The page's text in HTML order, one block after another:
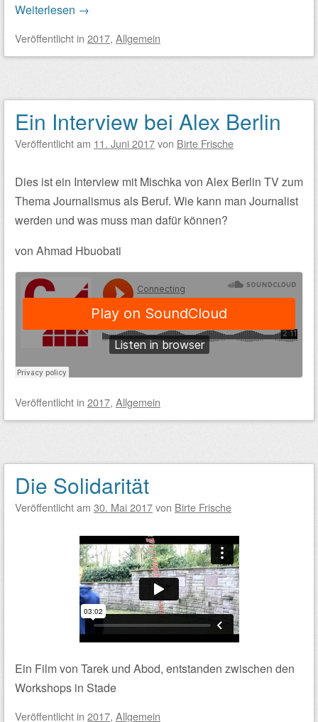
Weiterlesen →
Veröffentlicht in 2017, Allgemein
Ein Interview bei Alex Berlin
Veröffentlicht am 11. Juni 2017von Birte Frische
Dies ist ein Interview mit Mischka von Alex Berlin TV zum
Thema Journalismus als Beruf. Wie kann man Journalist
werden und was muss man dafür können?
von Ahmad Hbuobati
Veröffentlicht in 2017, Allgemein
Die Solidarität
Veröffentlicht am 30. Mai 2017von Birte Frische
Ein Film von Tarek und Abod, entstanden zwischen den
Workshops in Stade
Veröffentlicht in 2017, Allgemein